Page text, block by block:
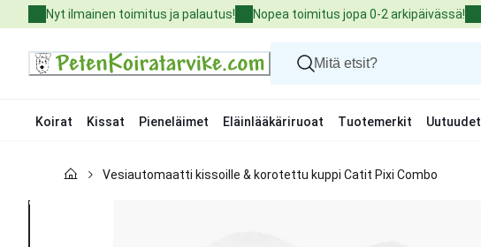
to
Nyt ilmainen toimitus ja palautus! Nopea toimitus jopa 0-2 arkipäivässä!
Koirat Kissat Pieneläimet Eläinlääkäriruoat Tuotemerkit Uutuudet
Kissat
Vesiautomaatti kissoille & korotettu kuppi Catit Pixi Combo